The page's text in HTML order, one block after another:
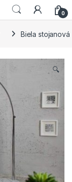
0
Biela stojanová
🔍